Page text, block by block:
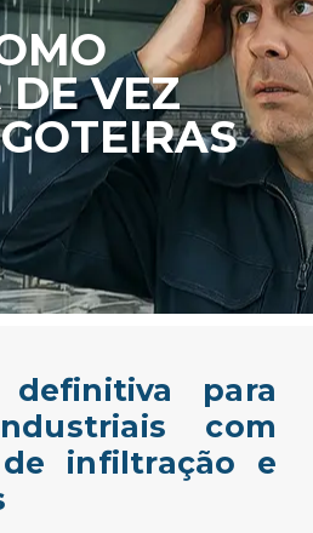
VEZ
para
com
infiltração e